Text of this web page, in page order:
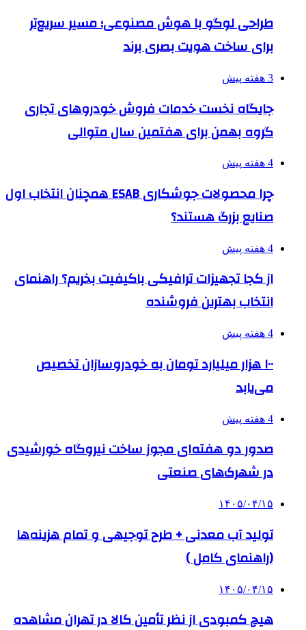
طراحی لوگو با هوش مصنوعی؛ مسیر سریع‌تر
برای ساخت هویت بصری برند
3 هفته پیش
جایگاه نخست خدمات فروش خودروهای تجاری
گروه بهمن برای هفتمین سال متوالی
4 هفته پیش
چرا محصولات جوشکاری ESAB همچنان انتخاب اول
صنایع بزرگ هستند؟
4 هفته پیش
از کجا تجهیزات ترافیکی باکیفیت بخریم؟ راهنمای
انتخاب بهترین فروشنده
4 هفته پیش
۱۰۰ هزار میلیارد تومان به خودروسازان تخصیص
می‌یابد
4 هفته پیش
صدور دو هفته‌ای مجوز ساخت نیروگاه خورشیدی
در شهرک‌های صنعتی
۱۴۰۵/۰۴/۱۵
تولید آب معدنی + طرح توجیهی و تمام هزینه‌ها
(راهنمای کامل )
۱۴۰۵/۰۴/۱۵
هیچ کمبودی از نظر تأمین کالا در تهران مشاهده